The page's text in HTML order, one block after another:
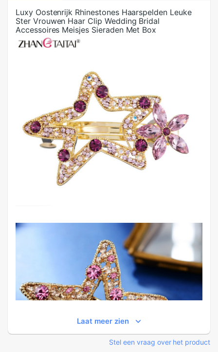
Luxy Oostenrijk Rhinestones Haarspelden Leuke
Ster Vrouwen Haar Clip Wedding Bridal
Accessoires Meisjes Sieraden Met Box
Laat meer zien
Stel een vraag over het product